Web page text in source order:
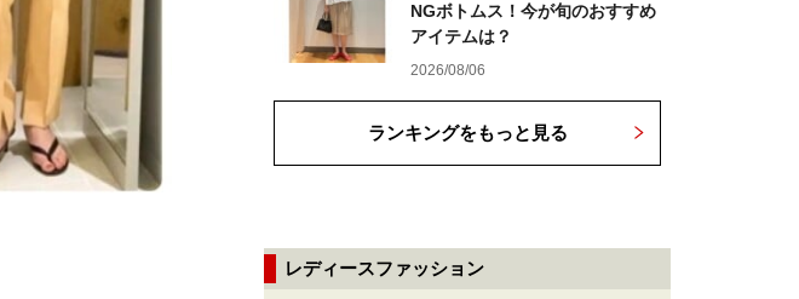
NGボトムス！今が旬のおすすめ
アイテムは？
2026/08/06
ランキングをもっと見る
レディースファッション